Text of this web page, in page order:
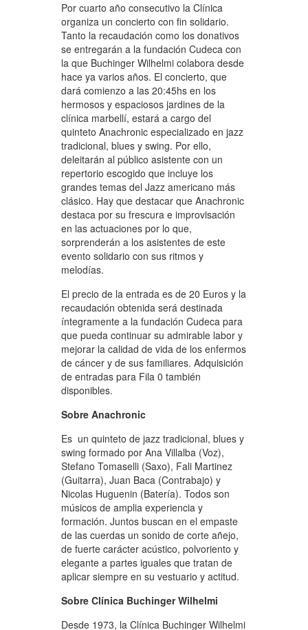
Por cuarto año consecutivo la Clínica
organiza un concierto con fin solidario.
Tanto la recaudación como los donativos
se entregarán a la fundación Cudeca con
la que Buchinger Wilhelmi colabora desde
hace ya varios años. El concierto, que
dará comienzo a las 20:45hs en los
hermosos y espaciosos jardines de la
clínica marbellí, estará a cargo del
quinteto Anachronic especializado en jazz
tradicional, blues y swing. Por ello,
deleitarán al público asistente con un
repertorio escogido que incluye los
grandes temas del Jazz americano más
clásico. Hay que destacar que Anachronic
destaca por su frescura e improvisación
en las actuaciones por lo que,
sorprenderán a los asistentes de este
evento solidario con sus ritmos y
melodías.
El precio de la entrada es de 20 Euros y la
recaudación obtenida será destinada
íntegramente a la fundación Cudeca para
que pueda continuar su admirable labor y
mejorar la calidad de vida de los enfermos
de cáncer y de sus familiares. Adquisición
de entradas para Fila 0 también
disponibles.
Sobre Anachronic
Es un quinteto de jazz tradicional, blues y
swing formado por Ana Villalba (Voz),
Stefano Tomaselli (Saxo), Fali Martinez
(Guitarra), Juan Baca (Contrabajo) y
Nicolas Huguenin (Batería). Todos son
músicos de amplia experiencia y
formación. Juntos buscan en el empaste
de las cuerdas un sonido de corte añejo,
de fuerte carácter acústico, polvoriento y
elegante a partes iguales que tratan de
aplicar siempre en su vestuario y actitud.
Sobre Clínica Buchinger Wilhelmi
Desde 1973, la Clínica Buchinger Wilhelmi